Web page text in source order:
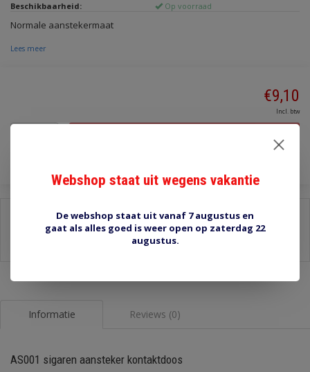
Beschikbaarheid:
Op voorraad
Normale aanstekermaat
Lees meer
€9,10
Incl. btw
Stel een vraag over dit product
Informatie Reviews (0)
AS001 sigaren aansteker kontaktdoos
Webshop staat uit wegens vakantie
De webshop staat uit vanaf 7 augustus en
gaat als alles goed is weer open op zaterdag 22
augustus.